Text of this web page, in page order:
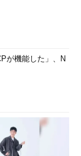
が機能した」、N